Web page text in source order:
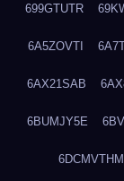
699GTUTR
6A5ZOVTI
6AX21SAB
6BUMJY5E
6DCMVTHM